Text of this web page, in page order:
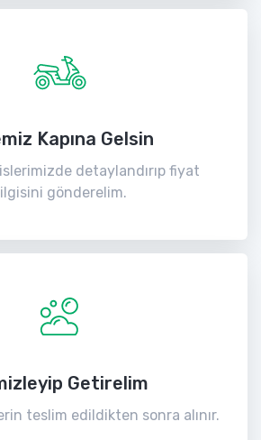
Kapına Gelsin
detaylandırıp fiyat
gönderelim.
Getirelim
teslim edildikten sonra alınır.